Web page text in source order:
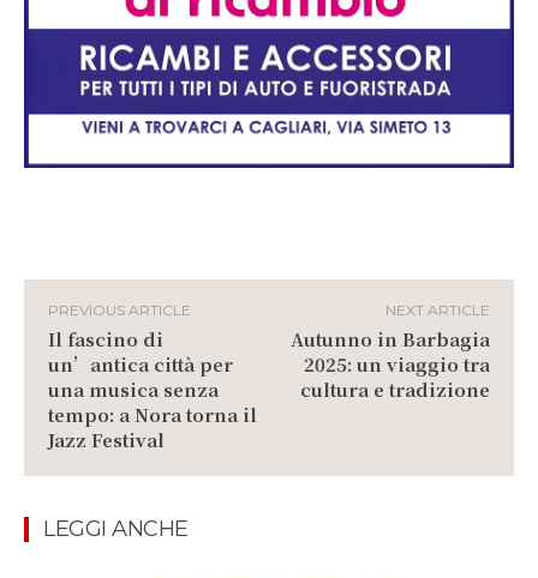
PREVIOUS ARTICLE
Il fascino di
un’antica città per
una musica senza
tempo: a Nora torna il
Jazz Festival
NEXT ARTICLE
Autunno in Barbagia
2025: un viaggio tra
cultura e tradizione
LEGGI ANCHE